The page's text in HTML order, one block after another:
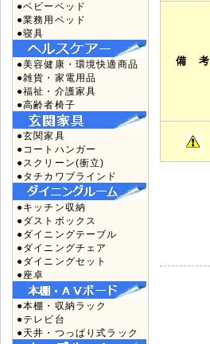
●ベビーベッド
●業務用ベッド
●寝具
●美容健康・環境快適商品
●雑貨・家電用品
●福祉・介護家具
●高齢者椅子
●玄関家具
●コートハンガー
●スクリーン(衝立)
●タチカワブラインド
●キッチン収納
●ダストボックス
●ダイニングテーブル
●ダイニングチェア
●ダイニングセット
●座卓
●本棚・収納ラック
●テレビ台
●天井・つっぱり式ラック
備 考